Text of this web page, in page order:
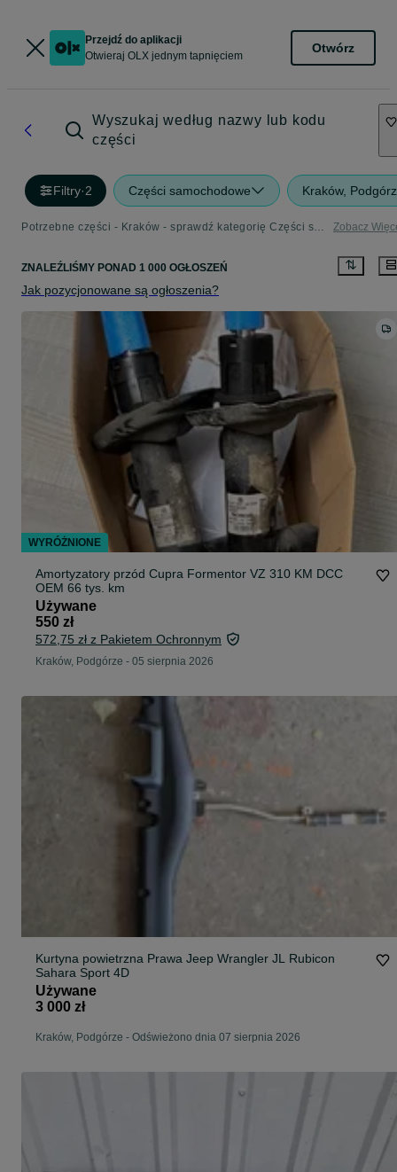
Przejdź do aplikacji
Otwieraj OLX jednym tapnięciem
Otwórz
Wyszukaj według nazwy lub kodu
części
Filtry·2 Części samochodowe Kraków,
Potrzebne części - Kraków - sprawdź kategorię Części samochodowe Zobacz
ZNALEŹLIŚMY PONAD 1 000 OGŁOSZEŃ
Jak pozycjonowane są ogłoszenia?
Amortyzatory przód Cupra Formentor VZ 310 KM DCC
OEM 66 tys. km
Używane
550 zł
572,75 zł z Pakietem Ochronnym
Kraków, Podgórze - 05 sierpnia 2026
Kurtyna powietrzna Prawa Jeep Wrangler JL Rubicon
Sahara Sport 4D
Używane
3 000 zł
Kraków, Podgórze - Odświeżono dnia 07 sierpnia 2026
WYRÓŻNIONE